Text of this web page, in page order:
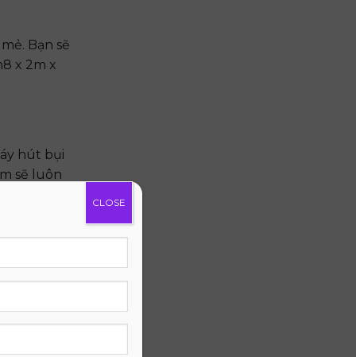
Bạn sẽ
x 2m x
hút bụi
sẽ luôn
giàu
nhất với
CLOSE